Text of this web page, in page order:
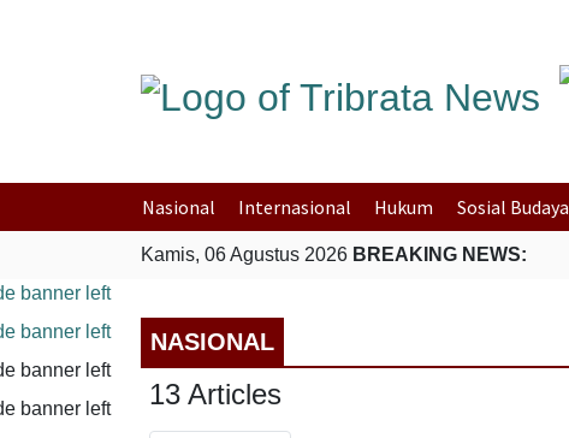
Nasional Internasional Hukum Sosial Budaya
Kamis, 06 Agustus 2026 BREAKING NEWS:
NASIONAL
13 Articles